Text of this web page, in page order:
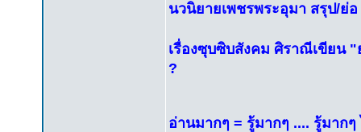
นวนิยายเพชรพระอุมา สรุป/ย่
เรื่องซุบซิบสังคม ศิราณีเขียน
?
อ่านมากๆ = รู้มากๆ .... รู้มากๆ